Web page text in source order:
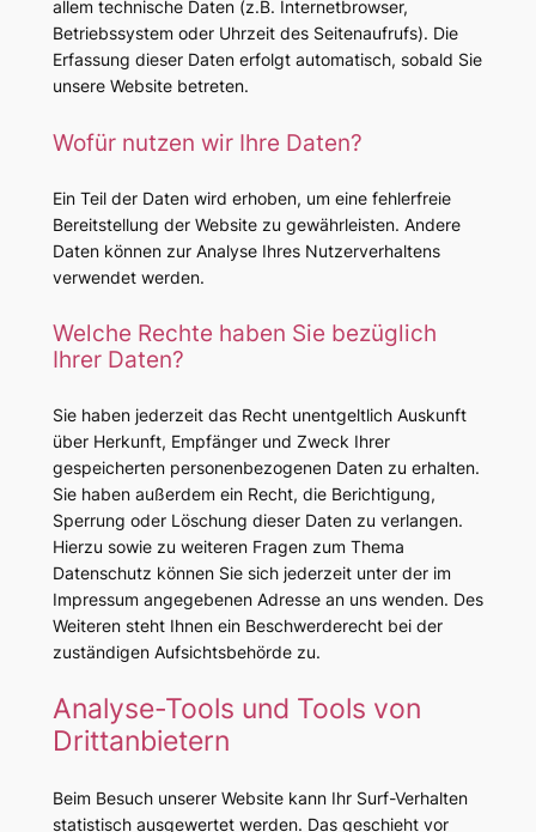
allem technische Daten (z.B. Internetbrowser,
Betriebssystem oder Uhrzeit des Seitenaufrufs). Die
Erfassung dieser Daten erfolgt automatisch, sobald Sie
unsere Website betreten.
Wofür nutzen wir Ihre Daten?
Ein Teil der Daten wird erhoben, um eine fehlerfreie
Bereitstellung der Website zu gewährleisten. Andere
Daten können zur Analyse Ihres Nutzerverhaltens
verwendet werden.
Welche Rechte haben Sie bezüglich
Ihrer Daten?
Sie haben jederzeit das Recht unentgeltlich Auskunft
über Herkunft, Empfänger und Zweck Ihrer
gespeicherten personenbezogenen Daten zu erhalten.
Sie haben außerdem ein Recht, die Berichtigung,
Sperrung oder Löschung dieser Daten zu verlangen.
Hierzu sowie zu weiteren Fragen zum Thema
Datenschutz können Sie sich jederzeit unter der im
Impressum angegebenen Adresse an uns wenden. Des
Weiteren steht Ihnen ein Beschwerderecht bei der
zuständigen Aufsichtsbehörde zu.
Analyse-Tools und Tools von
Drittanbietern
Beim Besuch unserer Website kann Ihr Surf-Verhalten
statistisch ausgewertet werden. Das geschieht vor